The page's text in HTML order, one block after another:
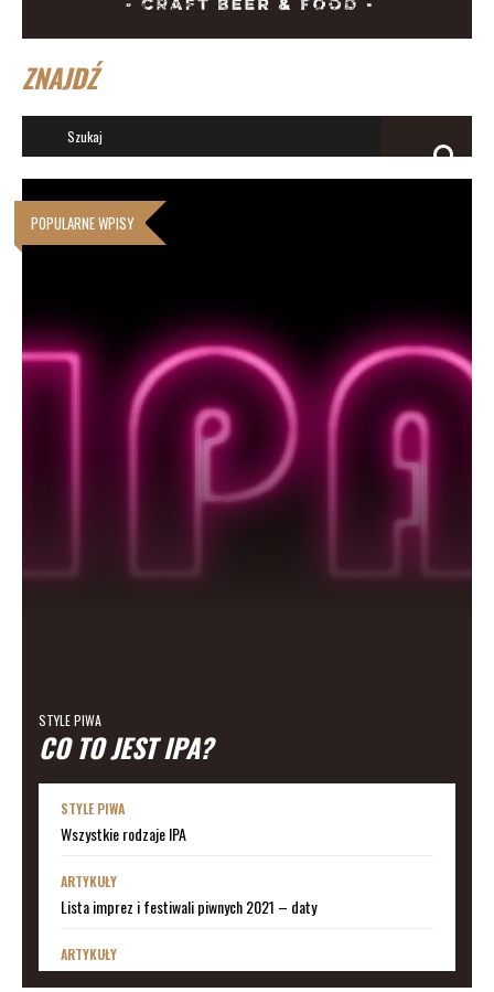
ZNAJDŹ
POPULARNE WPISY
STYLE PIWA
CO TO JEST IPA?
STYLE PIWA
Wszystkie rodzaje IPA
ARTYKUŁY
Lista imprez i festiwali piwnych 2021 – daty
ARTYKUŁY
Lista imprez i festiwali piwnych 2020 – daty